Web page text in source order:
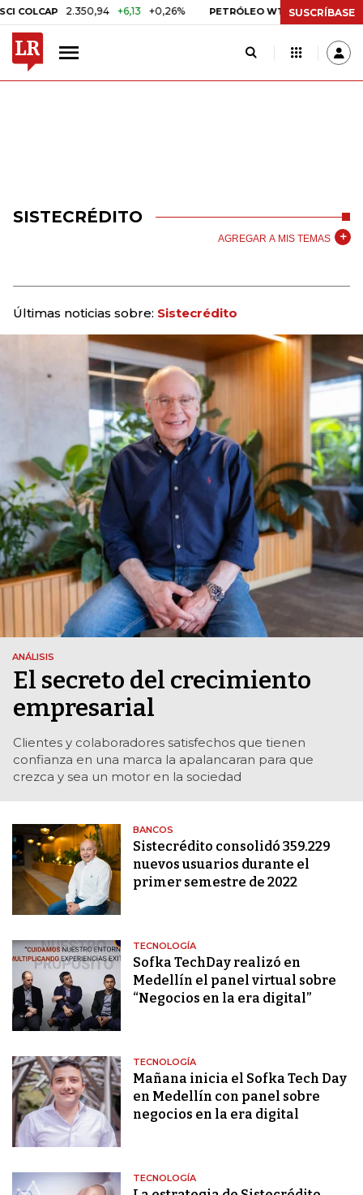
2.350,94 +6,13 +0,26% PETRÓLEO WTI US$ 78,01 US$
SUSCRÍBASE
SISTECRÉDITO
AGREGAR A MIS TEMAS
Últimas noticias sobre: Sistecrédito
ANÁLISIS
El secreto del crecimiento
empresarial
Clientes y colaboradores satisfechos que tienen
confianza en una marca la apalancaran para que
crezca y sea un motor en la sociedad
BANCOS
Sistecrédito consolidó 359.229
nuevos usuarios durante el
primer semestre de 2022
TECNOLOGÍA
Sofka TechDay realizó en
Medellín el panel virtual sobre
“Negocios en la era digital”
TECNOLOGÍA
Mañana inicia el Sofka Tech Day
en Medellín con panel sobre
negocios en la era digital
TECNOLOGÍA